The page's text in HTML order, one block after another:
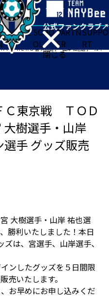
閉じる
ACADE
MY
SCHO
OL
PARTN
ER
SUPPO
RT
宮 大樹選手・山岸 祐也選手・ルキアン選手 グッズ販売のお知らせ
Ｃ東京戦 ＴＯＤ
大樹選手・山岸
手 グッズ販売
大樹選手・山岸 祐也選
勝利いたしました！本日
は、宮選手、山岸選手、
ンしたグッズを５日間限
売いたします。
お早めにお申し込みくだ